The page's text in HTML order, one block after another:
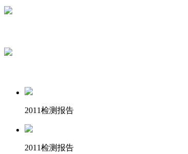
2011检测报告
2011检测报告